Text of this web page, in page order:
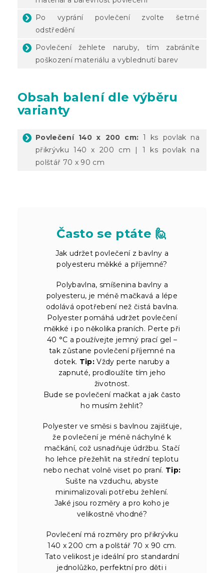
Po vyprání povlečení zvolte šetrné
odstředění
Povlečení žehlete naruby, tím zabráníte
poškození materiálu a vyblednutí barev
Obsah balení dle výběru
varianty
Povlečení 140 x 200 cm: 1 ks povlak na
přikrývku 140 x 200 cm | 1 ks povlak na
polštář 70 x 90 cm
Často se ptáte 🙋
Jak udržet povlečení z bavlny a
polyesteru měkké a příjemné?
Polybavlna, smíšenina bavlny a
polyesteru, je méně mačkavá a lépe
odolává opotřebení než čistá bavlna.
Polyester pomáhá udržet povlečení
měkké i po několika praních. Perte při
40 °C a používejte jemný prací gel –
tak zůstane povlečení příjemné na
dotek. Tip: Vždy perte naruby a
zapnuté, prodloužíte tím jeho
životnost.
Bude se povlečení mačkat a jak často
ho musím žehlit?
Polyester ve směsi s bavlnou zajišťuje,
že povlečení je méně náchylné k
mačkání, což usnadňuje údržbu. Stačí
ho lehce přežehlit na střední teplotu
nebo nechat volně viset po praní. Tip:
Sušte na vzduchu, abyste
minimalizovali potřebu žehlení.
Jaké jsou rozměry a pro koho je
velikostně vhodné?
Povlečení má rozměry pro přikrývku
140 x 200 cm a polštář 70 x 90 cm.
Tato velikost je ideální pro standardní
jednolůžko, perfektní pro děti i